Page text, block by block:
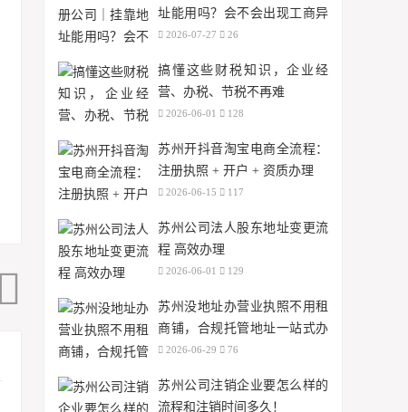
址能用吗？会不会出现工商异
常？
2026-07-27 26
搞懂这些财税知识，企业经
营、办税、节税不再难
2026-06-01 128
苏州开抖音淘宝电商全流程：
注册执照 + 开户 + 资质办理
2026-06-15 117
苏州公司法人股东地址变更流
程 高效办理
2026-06-01 129
苏州没地址办营业执照不用租
商铺，合规托管地址一站式办
理2026-06-29 76
苏州公司注销企业要怎么样的
流程和注销时间多久！